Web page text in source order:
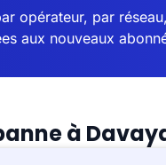
opérateur, par
aux nouveaux
à